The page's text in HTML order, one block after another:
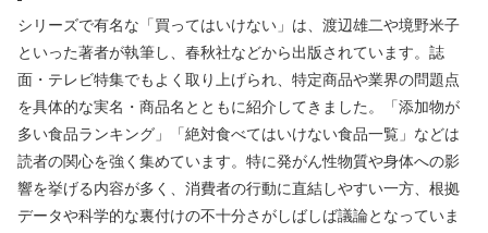
シリーズで有名な「買ってはいけない」は、渡辺雄二や境野米子
といった著者が執筆し、春秋社などから出版されています。誌
面・テレビ特集でもよく取り上げられ、特定商品や業界の問題点
を具体的な実名・商品名とともに紹介してきました。「添加物が
多い食品ランキング」「絶対食べてはいけない食品一覧」などは
読者の関心を強く集めています。特に発がん性物質や身体への影
響を挙げる内容が多く、消費者の行動に直結しやすい一方、根拠
データや科学的な裏付けの不十分さがしばしば議論となっていま